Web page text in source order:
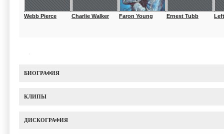
Webb Pierce Charlie Walker Faron Young Ernest Tubb
БИОГРАФИЯ
КЛИПЫ
ДИСКОГРАФИЯ